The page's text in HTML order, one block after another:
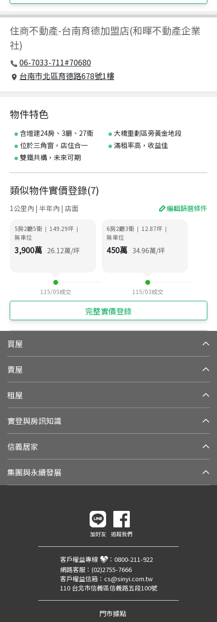
住商不動產-台南育德加盟店(和暉不動產企業
社)
06-7033-711#70680
台南市北區育德路678號1樓
物件特色
含增建24房、3廳、27衛
大橋重劃區旁黃金地段
位於三角窗，店住合一
滿租率高，收益佳
雙鐵共構，未來可期
類似物件實價登錄(7)
1公里內 | 半年內 | 店面 編輯篩選條件
5房2廳5衛 | 149.29坪 |
無車位
3,900萬 26.12萬/坪
115/05成交
6房2廳3衛 | 12.87坪 |
無車位
450萬 34.96萬/坪
115/03成交
完整實價登錄
買屋
賣屋
租屋
實登與房訊知識
信義居家
集團與永續發展
加好友 追蹤我們
客戶權益專線 ： 0800-211-922
網路客服： (02)2755-7666
客戶權益信箱： cs@sinyi.com.tw
110 台北市信義區信義路五段100號
門市據點